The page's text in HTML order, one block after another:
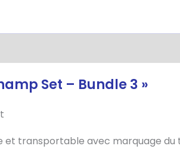
Set – Bundle 3 »
transportable avec marquage du